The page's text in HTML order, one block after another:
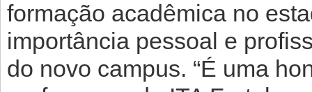
formação acadêmica no
importância pessoal e
do novo campus. “É uma